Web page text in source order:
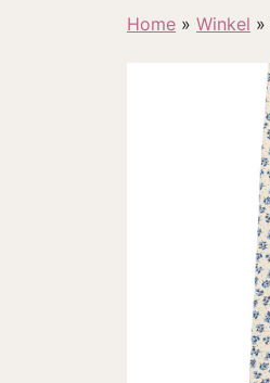
Home » Winkel »